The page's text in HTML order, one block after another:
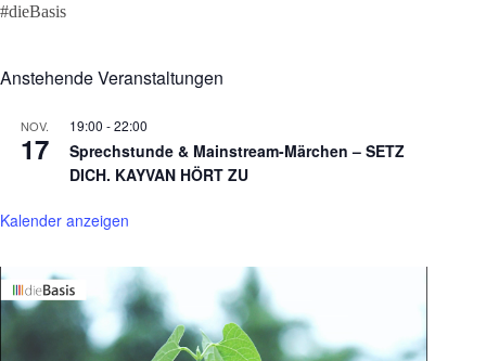
#dieBasis
Anstehende Veranstaltungen
NOV.
17
19:00 -22:00
Sprechstunde & Mainstream-Märchen – SETZ
DICH. KAYVAN HÖRT ZU
Kalender anzeigen